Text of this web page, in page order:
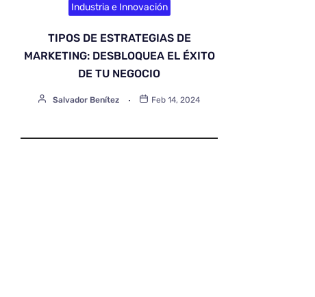
Industria e Innovación
TIPOS DE ESTRATEGIAS DE
MARKETING: DESBLOQUEA EL ÉXITO
DE TU NEGOCIO
Salvador Benítez Feb 14, 2024